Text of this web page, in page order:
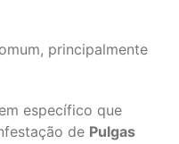
principalmente
específico que
de Pulgas